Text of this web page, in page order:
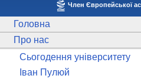
Член Європейської
Головна
Про нас
Сьогодення університету
Іван Пулюй